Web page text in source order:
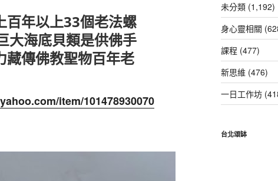
百年以上33個老法螺
大海底貝類是供佛手
藏傳佛教聖物百年老
item/101478930070
未分類 (1,192)
身心靈相關
課程 (477)
新思維 (476)
一日工作坊
台北頌缽